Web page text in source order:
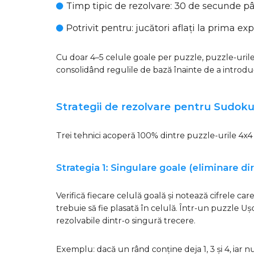
Timp tipic de rezolvare: 30 de secunde
Potrivit pentru: jucători aflați la prima
Cu doar 4–5 celule goale per puzzle, puzzle-
consolidând regulile de bază înainte de a
Strategii de rezolvare pentru
Trei tehnici acoperă 100% dintre puzzle-urile
Strategia 1: Singulare goale (eliminare
Verifică fiecare celulă goală și notează cifrele
trebuie să fie plasată în celulă. Într-un puzzle
rezolvabile dintr-o singură trecere.
Exemplu: dacă un rând conține deja 1, 3 și 4, iar